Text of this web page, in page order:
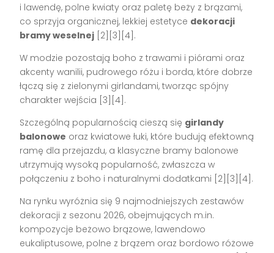
i lawendę, polne kwiaty oraz paletę beży z brązami,
co sprzyja organicznej, lekkiej estetyce dekoracji
bramy weselnej [2][3][4].
W modzie pozostają boho z trawami i piórami oraz
akcenty wanilii, pudrowego różu i borda, które dobrze
łączą się z zielonymi girlandami, tworząc spójny
charakter wejścia [3][4].
Szczególną popularnością cieszą się girlandy
balonowe oraz kwiatowe łuki, które budują efektowną
ramę dla przejazdu, a klasyczne bramy balonowe
utrzymują wysoką popularność, zwłaszcza w
połączeniu z boho i naturalnymi dodatkami [2][3][4].
Na rynku wyróżnia się 9 najmodniejszych zestawów
dekoracji z sezonu 2026, obejmujących m.in.
kompozycje beżowo brązowe, lawendowo
eukaliptusowe, polne z brązem oraz bordowo różowe